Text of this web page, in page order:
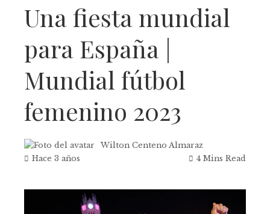
Una fiesta mundial
para España |
Mundial fútbol
femenino 2023
Wilton Centeno Almaraz
Hace 3 años
4 Mins Read